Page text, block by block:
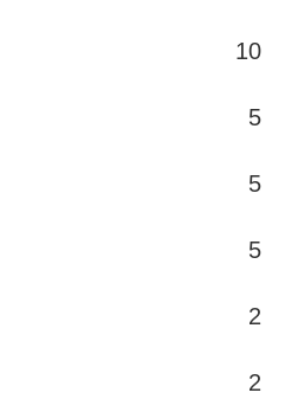
10
5
5
5
2
2